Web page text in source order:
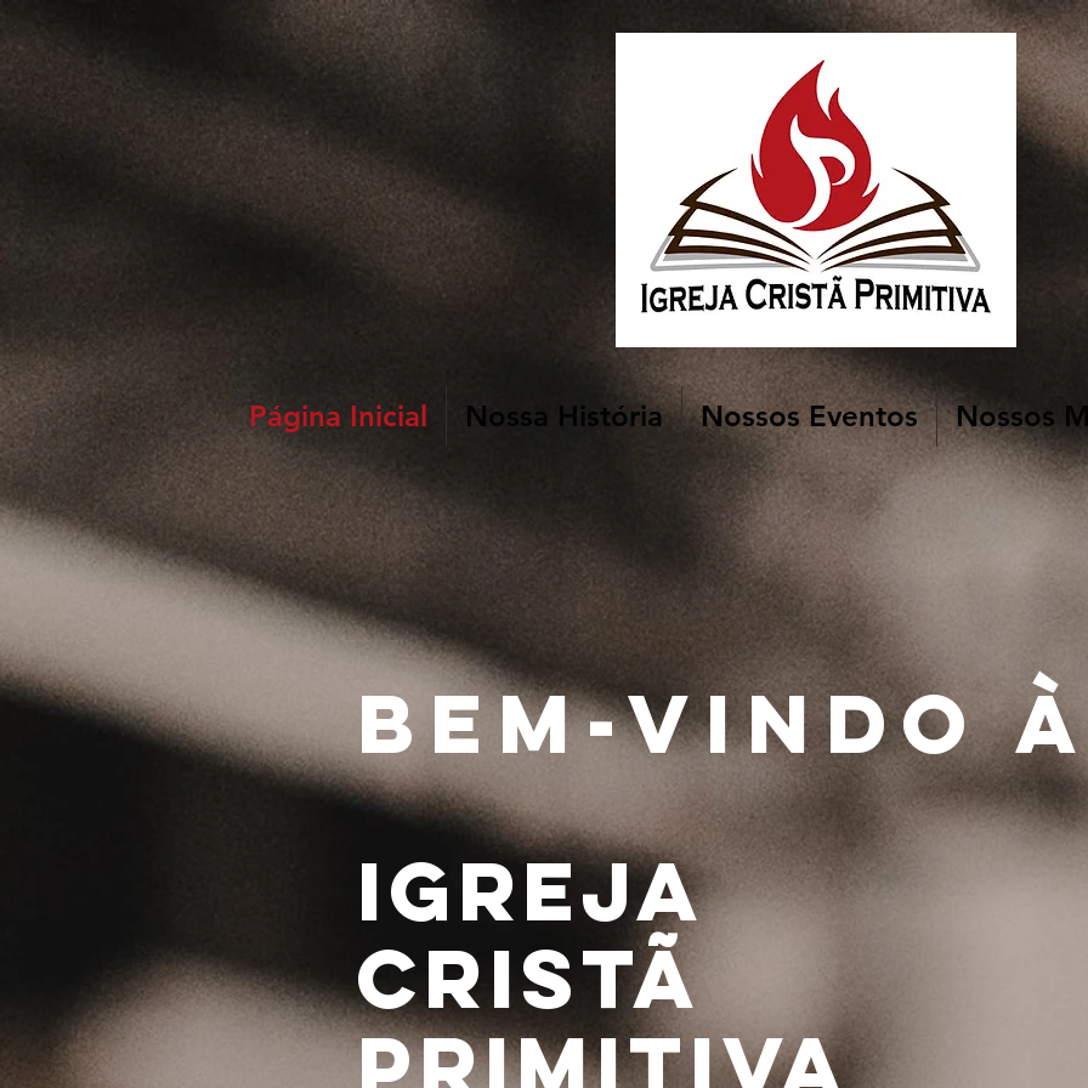
Página Inicial Nossa História Nossos Eventos Nossos
Bem-vindo
Igreja
Cristã
Primitiva